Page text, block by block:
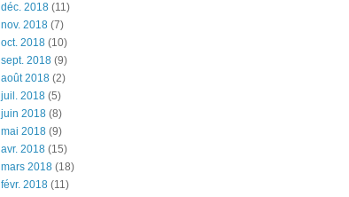
déc. 2018(11)
nov. 2018(7)
oct. 2018(10)
sept. 2018(9)
août 2018(2)
juil. 2018(5)
juin 2018(8)
mai 2018(9)
avr. 2018(15)
mars 2018(18)
févr. 2018(11)